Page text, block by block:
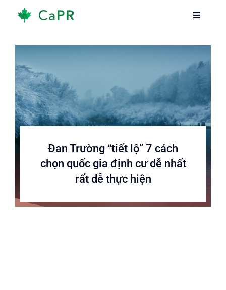
Toggle
Dịch vụ
Về chúng tôi
Thông tin
Toggle
Dịch vụ
Về chúng tôi
Thông tin
Đan Trường “tiết lộ” 7 cách
chọn quốc gia định cư dễ nhất
rất dễ thực hiện